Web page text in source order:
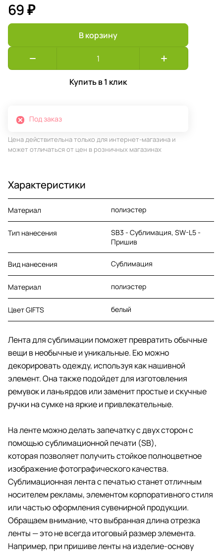
69 ₽
В корзину
Купить в 1 клик
Под заказ
Цена действительна только для интернет-магазина и
может отличаться от цен в розничных магазинах
Характеристики
Материал полиэстер
Тип нанесения
SB3 - Сублимация, SW-L5 -
Пришив
Вид нанесения Сублимация
Материал полиэстер
Цвет GIFTS белый
Лента для сублимации поможет превратить обычные
вещи в необычные и уникальные. Ею можно
декорировать одежду, используя как нашивной
элемент. Она также подойдет для изготовления
ремувок и ланьярдов или заменит простые и скучные
ручки на сумке на яркие и привлекательные.
На ленте можно делать запечатку с двух сторон с
помощью сублимационной печати (SB),
которая позволяет получить стойкое полноцветное
изображение фотографического качества.
Сублимационная лента с печатью станет отличным
носителем рекламы, элементом корпоративного стиля
или частью оформления сувенирной продукции.
Обращаем внимание, что выбранная длина отрезка
ленты — это не всегда итоговый размер элемента.
Например, при пришиве ленты на изделие-основу